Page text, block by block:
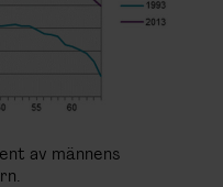
av männens